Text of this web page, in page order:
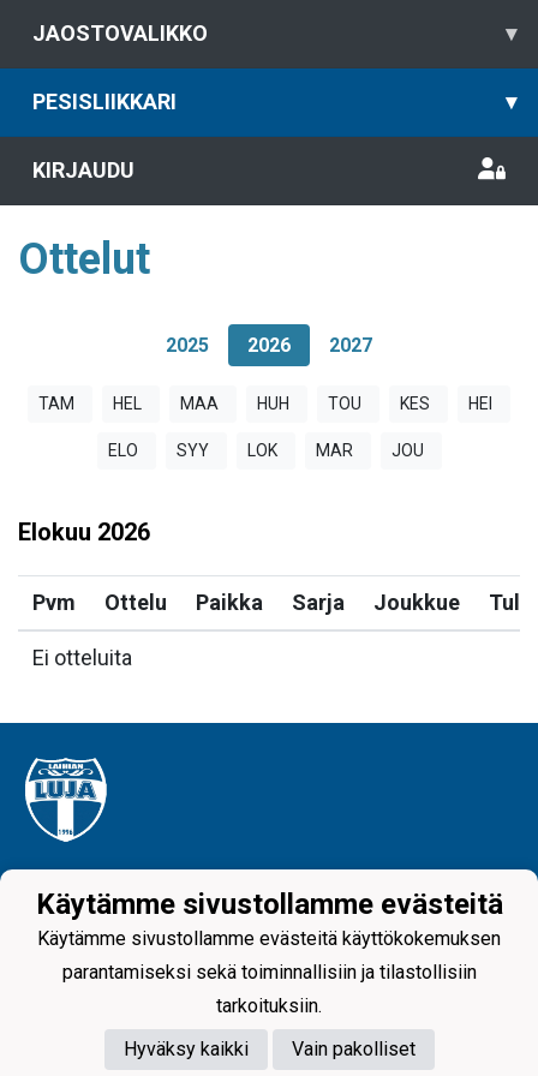
JAOSTOVALIKKO ▾
PESISLIIKKARI ▾
KIRJAUDU
Ottelut
2025 2026 2027
TAM HEL MAA HUH TOU KES HEI
ELO SYY LOK MAR JOU
Elokuu 2026
Pvm Ottelu Paikka Sarja Joukkue
Ei otteluita
Laihian Luja - since 1996
Powered by
Käytämme sivustollamme evästeitä
Käytämme sivustollamme evästeitä käyttökokemuksen
parantamiseksi sekä toiminnallisiin ja tilastollisiin
tarkoituksiin.
Hyväksy kaikki
Vain pakolliset